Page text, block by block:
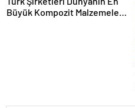
Büyük Kompozit Malzemeler